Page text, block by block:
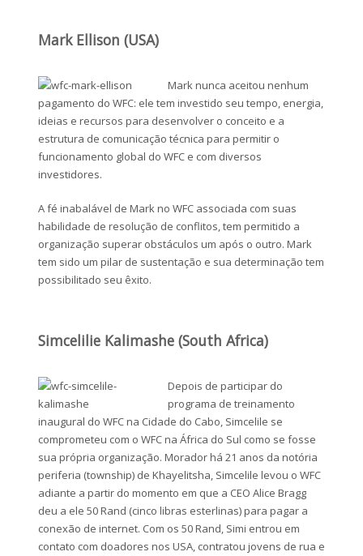
Mark Ellison (USA)
Mark nunca aceitou nenhum
pagamento do WFC: ele tem investido seu tempo, energia,
ideias e recursos para desenvolver o conceito e a
estrutura de comunicação técnica para permitir o
funcionamento global do WFC e com diversos
investidores.
A fé inabalável de Mark no WFC associada com suas
habilidade de resolução de conflitos, tem permitido a
organização superar obstáculos um após o outro. Mark
tem sido um pilar de sustentação e sua determinação tem
possibilitado seu êxito.
Simcelilie Kalimashe (South Africa)
Depois de participar do
programa de treinamento
inaugural do WFC na Cidade do Cabo, Simcelile se
comprometeu com o WFC na África do Sul como se fosse
sua própria organização. Morador há 21 anos da notória
periferia (township) de Khayelitsha, Simcelile levou o WFC
adiante a partir do momento em que a CEO Alice Bragg
deu a ele 50 Rand (cinco libras esterlinas) para pagar a
conexão de internet. Com os 50 Rand, Simi entrou em
contato com doadores nos USA, contratou jovens de rua e